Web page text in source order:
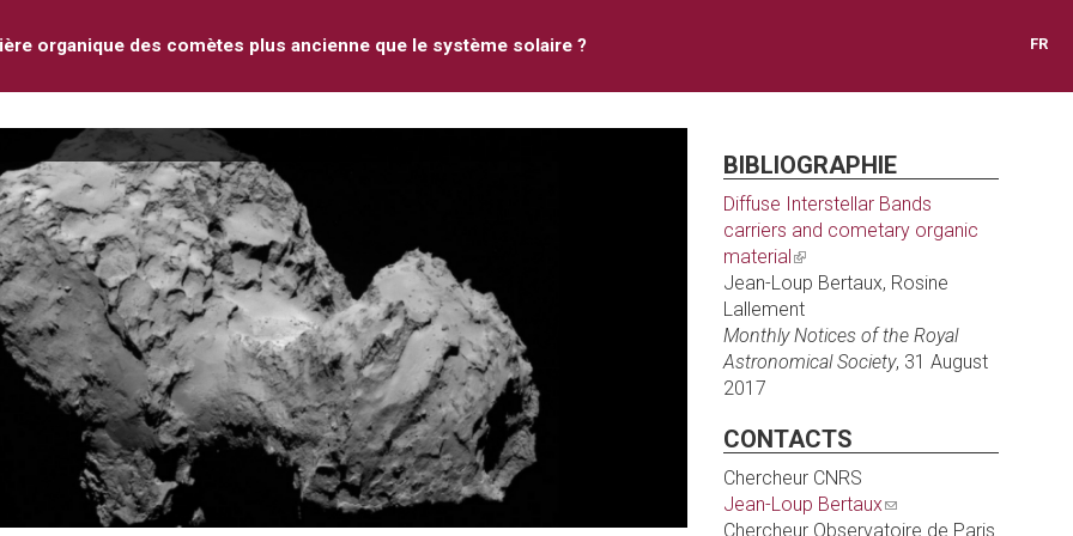
organique des comètes plus ancienne que le système solaire ? FR
BIBLIOGRAPHIE
Diffuse Interstellar Bands
carriers and cometary organic
material(link
is
external)
Jean-Loup Bertaux, Rosine
Lallement
Monthly Notices of the Royal
Astronomical Society, 31 August
2017
CONTACTS
Chercheur CNRS
Jean-Loup Bertaux(link
sends
Chercheur Observatoire de Paris